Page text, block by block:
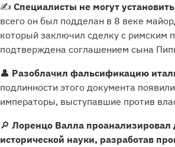
✍️ Специалисты не могут
всего он был подделан в 8 веке
который заключил сделку с римским
подтверждена соглашением сына
👤 Разоблачил фальсификацию
подлинности этого документа
императоры, выступавшие против
🔎 Лоренцо Валла проанализировал
исторической науки, разработав